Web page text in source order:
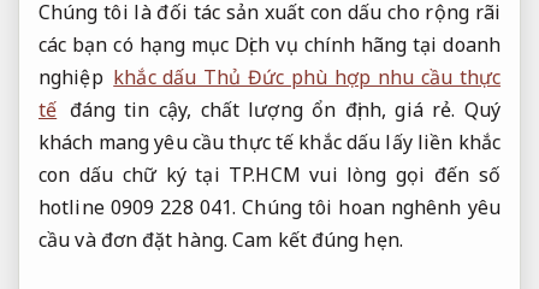
Chúng tôi là đối tác sản xuất con dấu cho rộng rãi
các bạn có hạng mục Dịch vụ chính hãng tại doanh
nghiệp khắc dấu Thủ Đức phù hợp nhu cầu thực
tế đáng tin cậy, chất lượng ổn định, giá rẻ. Quý
khách mang yêu cầu thực tế khắc dấu lấy liền khắc
con dấu chữ ký tại TP.HCM vui lòng gọi đến số
hotline 0909 228 041. Chúng tôi hoan nghênh yêu
cầu và đơn đặt hàng.Cam kết đúng hẹn.